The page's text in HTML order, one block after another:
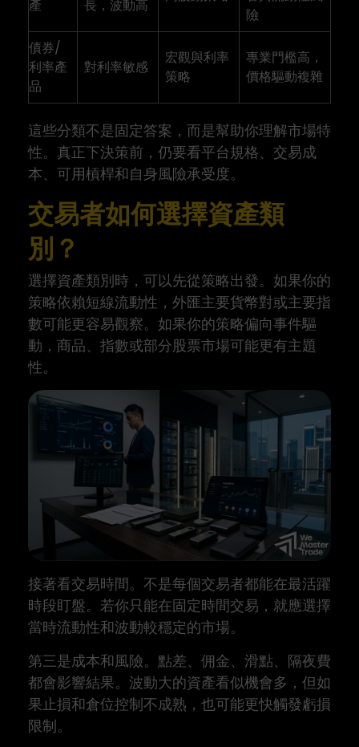
產 長，波動高
險
債券/
利率產
品
對利率敏感
宏觀與利率
策略
專業門檻高，
價格驅動複雜
這些分類不是固定答案，而是幫助你理解市場特
性。真正下決策前，仍要看平台規格、交易成
本、可用槓桿和自身風險承受度。
交易者如何選擇資產類
別？
選擇資產類別時，可以先從策略出發。如果你的
策略依賴短線流動性，外匯主要貨幣對或主要指
數可能更容易觀察。如果你的策略偏向事件驅
動，商品、指數或部分股票市場可能更有主題
性。
接著看交易時間。不是每個交易者都能在最活躍
時段盯盤。若你只能在固定時間交易，就應選擇
當時流動性和波動較穩定的市場。
第三是成本和風險。點差、佣金、滑點、隔夜費
都會影響結果。波動大的資產看似機會多，但如
果止損和倉位控制不成熟，也可能更快觸發虧損
限制。